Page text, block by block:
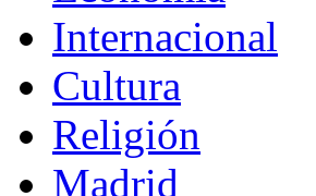
Internacional
Cultura
Religión
Madrid